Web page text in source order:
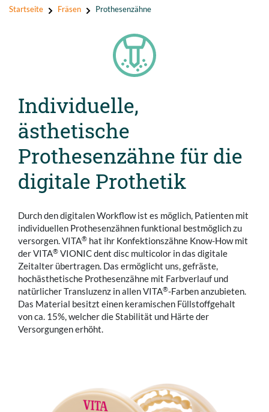
Startseite Fräsen Prothesenzähne
Individuelle,
ästhetische
Prothesenzähne für die
digitale Prothetik
Durch den digitalen Workflow ist es möglich, Patienten mit
individuellen Prothesenzähnen funktional bestmöglich zu
versorgen. VITA® hat ihr Konfektionszähne Know-How mit
der VITA® VIONIC dent disc multicolor in das digitale
Zeitalter übertragen. Das ermöglicht uns, gefräste,
hochästhetische Prothesenzähne mit Farbverlauf und
natürlicher Transluzenz in allen VITA®-Farben anzubieten.
Das Material besitzt einen keramischen Füllstoffgehalt
von ca. 15%, welcher die Stabilität und Härte der
Versorgungen erhöht.